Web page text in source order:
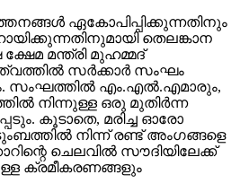
ഏകോപിപ്പിക്കുന്നതിനും
തെലങ്കാന
മന്ത്രി മുഹമ്മദ്
സര്‍ക്കാര്‍ സംഘം
സംഘത്തില്‍ എം.എല്‍.എമാരും,
നിന്നുള്ള ഒരു മുതിര്‍ന്ന
കൂടാതെ, മരിച്ച ഓരോ
നിന്ന് രണ്ട് അംഗങ്ങളെ
ചെലവില്‍ സൗദിയിലേക്ക്
ക്രമീകരണങ്ങളും